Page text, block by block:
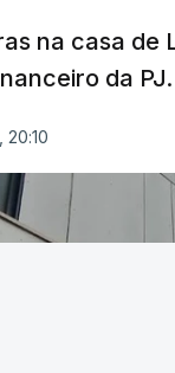
na casa de
da PJ.